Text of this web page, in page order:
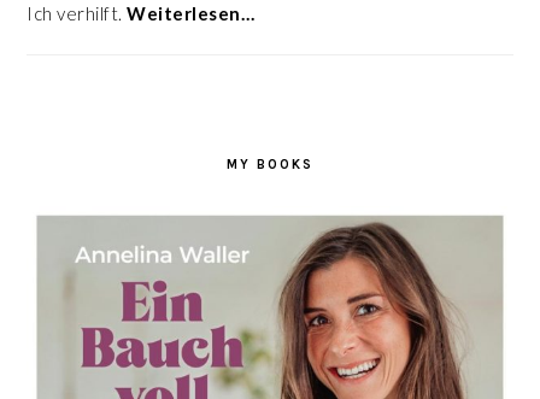
Ich verhilft.Weiterlesen…
MY BOOKS